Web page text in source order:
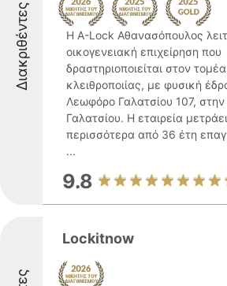
Διακριθέντες
Η A-Lock Αθανασόπουλος
οικογενειακή επιχείρηση που
δραστηριοποιείται στον
κλειθροποιίας, με φυσική
Λεωφόρο Γαλατσίου 107, στην
Γαλατσίου. Η εταιρεία μετράει
περισσότερα από 36 έτη
...
9.8
Lockitnow